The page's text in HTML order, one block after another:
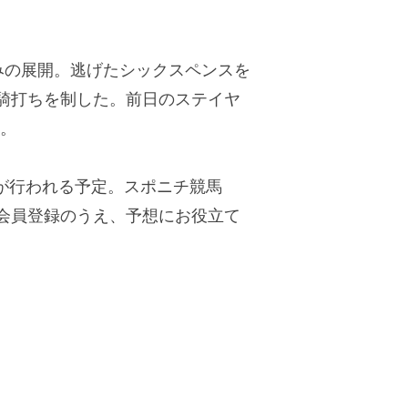
展開。逃げたシックスペンスを
打ちを制した。前日のステイヤ
われる予定。スポニチ競馬
員登録のうえ、予想にお役立て